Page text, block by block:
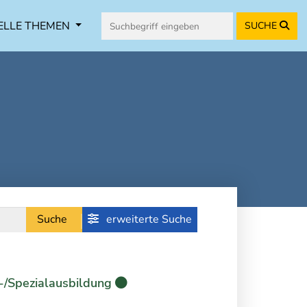
THEMEN SUCHE
Suche erweiterte Suche
Spezialausbildung